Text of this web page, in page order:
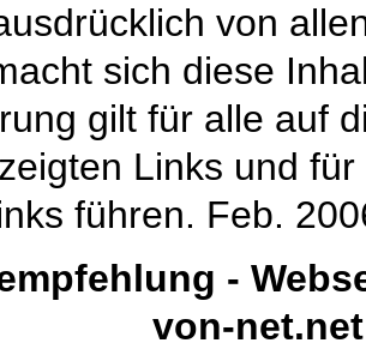
von
sich diese
gilt für alle auf
Links und
führen. Feb.
-
von-net.net